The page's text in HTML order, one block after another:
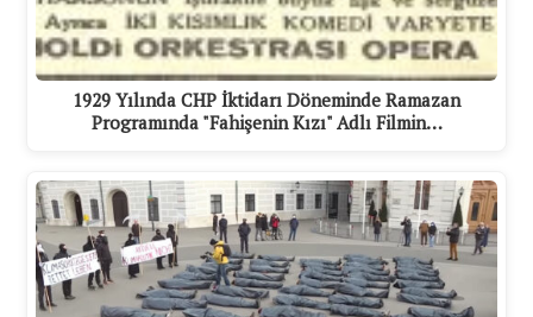
1929 Yılında CHP İktidarı Döneminde Ramazan
Programında "Fahişenin Kızı" Adlı Filmin…